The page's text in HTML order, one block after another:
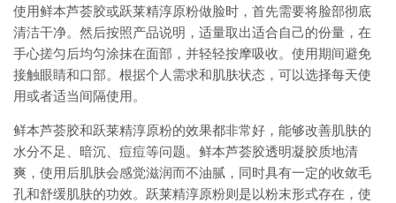
使用鲜本芦荟胶或跃莱精淳原粉做脸时，首先需要将脸部彻底
清洁干净。然后按照产品说明，适量取出适合自己的份量，在
手心搓匀后均匀涂抹在面部，并轻轻按摩吸收。使用期间避免
接触眼睛和口部。根据个人需求和肌肤状态，可以选择每天使
用或者适当间隔使用。
鲜本芦荟胶和跃莱精淳原粉的效果都非常好，能够改善肌肤的
水分不足、暗沉、痘痘等问题。鲜本芦荟胶透明凝胶质地清
爽，使用后肌肤会感觉滋润而不油腻，同时具有一定的收敛毛
孔和舒缓肌肤的功效。跃莱精淳原粉则是以粉末形式存在，使